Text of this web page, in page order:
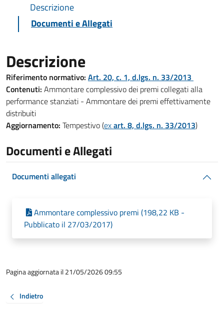
Descrizione
Documenti e Allegati
Descrizione
Riferimento normativo: Art. 20, c. 1, d.lgs. n. 33/2013
Contenuti: Ammontare complessivo dei premi collegati alla
performance stanziati - Ammontare dei premi effettivamente
distribuiti
Aggiornamento: Tempestivo (exart. 8, d.lgs. n. 33/2013)
Documenti e Allegati
Documenti allegati
Ammontare complessivo premi (198,22 KB -
Pubblicato il 27/03/2017)
Pagina aggiornata il 21/05/2026 09:55
Indietro